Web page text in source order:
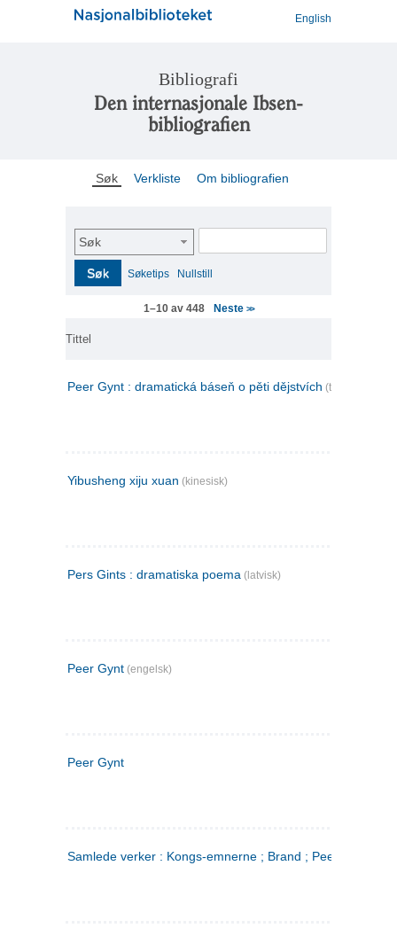
English
Bibliografi
Den internasjonale Ibsen-
bibliografien
Søk Verkliste Om bibliografien
Søk
Søk Søketips Nullstill
1–10 av 448 Neste >>
Tittel
Peer Gynt : dramatická báseň o pěti dějstvích (tsjekkisk)
Yibusheng xiju xuan (kinesisk)
Pers Gints : dramatiska poema (latvisk)
Peer Gynt (engelsk)
Peer Gynt
Samlede verker : Kongs-emnerne ; Brand ; Peer Gynt. 2